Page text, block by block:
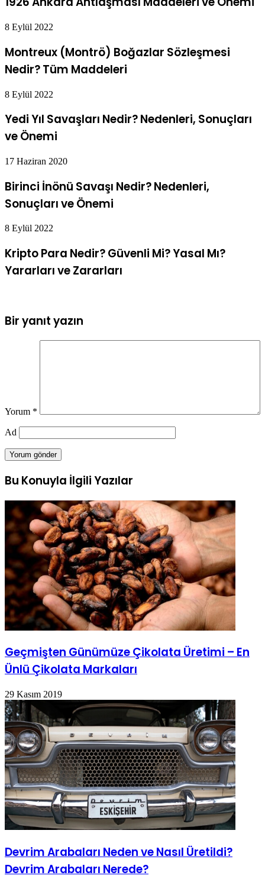
8 Eylül 2022
Montreux (Montrö) Boğazlar Sözleşmesi
Nedir? Tüm Maddeleri
8 Eylül 2022
Yedi Yıl Savaşları Nedir? Nedenleri, Sonuçları
ve Önemi
17 Haziran 2020
Birinci İnönü Savaşı Nedir? Nedenleri,
Sonuçları ve Önemi
8 Eylül 2022
Kripto Para Nedir? Güvenli Mi? Yasal Mı?
Yararları ve Zararları
Bir yanıt yazın
Yorum *
Ad
Bu Konuyla İlgili Yazılar
Geçmişten Günümüze Çikolata Üretimi – En
Ünlü Çikolata Markaları
29 Kasım 2019
Devrim Arabaları Neden ve Nasıl Üretildi?
Devrim Arabaları Nerede?